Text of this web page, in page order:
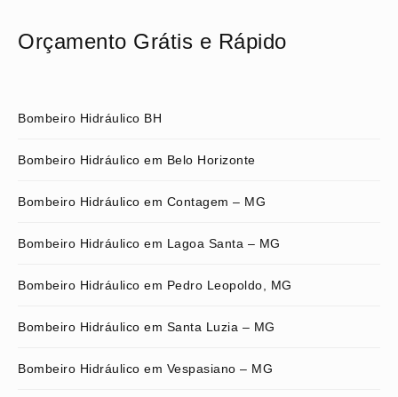
Orçamento Grátis e Rápido
Bombeiro Hidráulico BH
Bombeiro Hidráulico em Belo Horizonte
Bombeiro Hidráulico em Contagem – MG
Bombeiro Hidráulico em Lagoa Santa – MG
Bombeiro Hidráulico em Pedro Leopoldo, MG
Bombeiro Hidráulico em Santa Luzia – MG
Bombeiro Hidráulico em Vespasiano – MG